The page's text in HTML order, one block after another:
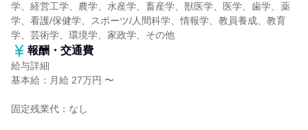
学、経営工学、農学、水産学、畜産学、獣医学、医学、歯学、薬
学、看護/保健学、スポーツ/人間科学、情報学、教員養成、教育
学、芸術学、環境学、家政学、その他
報酬・交通費
給与詳細
基本給：月給 27万円 〜
固定残業代：なし